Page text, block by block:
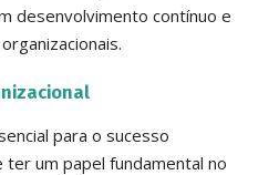
desenvolvimento contínuo e
para o sucesso
ter um papel fundamental no